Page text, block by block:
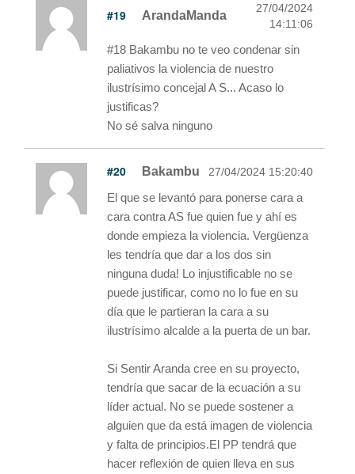
#19 ArandaManda
27/04/2024
14:11:06
#18 Bakambu no te veo condenar sin
paliativos la violencia de nuestro
ilustrísimo concejal A S... Acaso lo
justificas?
No sé salva ninguno
#20 Bakambu 27/04/2024 15:20:40
El que se levantó para ponerse cara a
cara contra AS fue quien fue y ahí es
donde empieza la violencia. Vergüenza
les tendría que dar a los dos sin
ninguna duda! Lo injustificable no se
puede justificar, como no lo fue en su
día que le partieran la cara a su
ilustrísimo alcalde a la puerta de un bar.
Si Sentir Aranda cree en su proyecto,
tendría que sacar de la ecuación a su
líder actual. No se puede sostener a
alguien que da está imagen de violencia
y falta de principios.El PP tendrá que
hacer reflexión de quien lleva en sus